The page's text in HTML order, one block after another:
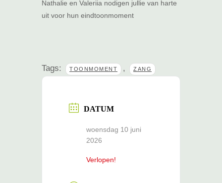
Nathalie en Valeriia nodigen jullie van harte
uit voor hun eindtoonmoment
Tags: TOONMOMENT , ZANG
DATUM
woensdag 10 juni
2026
Verlopen!